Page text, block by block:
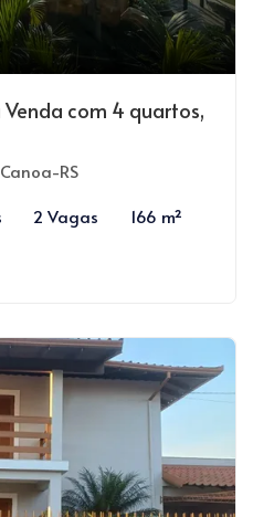
com 4 quartos,
RS
2 Vagas 166 m²